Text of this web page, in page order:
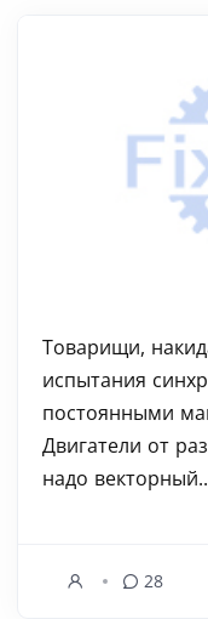
Товарищи,
испытания
постоянными
Двигатели от
надо
28